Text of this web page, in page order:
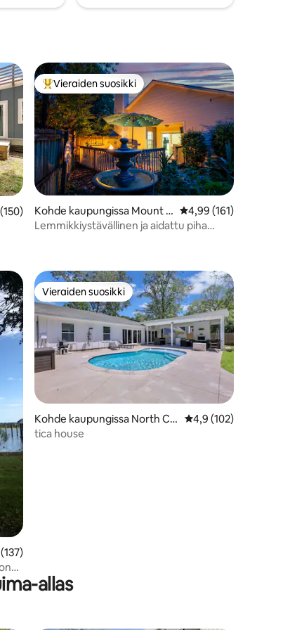
WiFi*
arvio 4,9/5, 150 arvostelua
Vieraiden suosikkien parhaimmistoa
Vieraiden suosikki
Kohde kaupungissa Mount Pl
easant
Keskimääräinen arvio
4,99 (161)
Lemmikkiystävällinen ja aidattu piha
arvio 4,94/5, 137 arvostelua
Vieraiden suosikki
Vieraiden suosikki
Kohde kaupungissa North Ch
arleston
Keskimääräinen
4,9 (102)
tica house
allas